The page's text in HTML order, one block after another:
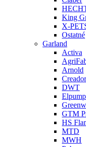
King
X-
Ostatné
Garland
Activa
Arnold
Creador
DWT
GTM
HS
MTD
MWH